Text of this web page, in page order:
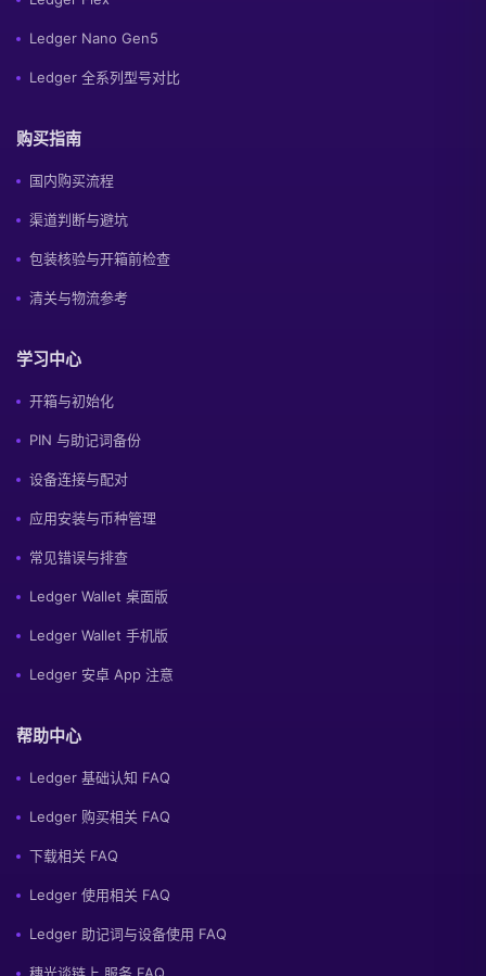
Ledger Nano Gen5
Ledger 全系列型号对比
购买指南
国内购买流程
渠道判断与避坑
包装核验与开箱前检查
清关与物流参考
学习中心
开箱与初始化
PIN 与助记词备份
设备连接与配对
应用安装与币种管理
常见错误与排查
Ledger Wallet 桌面版
Ledger Wallet 手机版
Ledger 安卓 App 注意
帮助中心
Ledger 基础认知 FAQ
Ledger 购买相关 FAQ
下载相关 FAQ
Ledger 使用相关 FAQ
Ledger 助记词与设备使用 FAQ